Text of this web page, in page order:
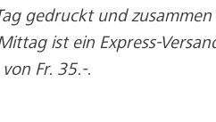
gedruckt und
ist ein Express-
Fr. 35.-.